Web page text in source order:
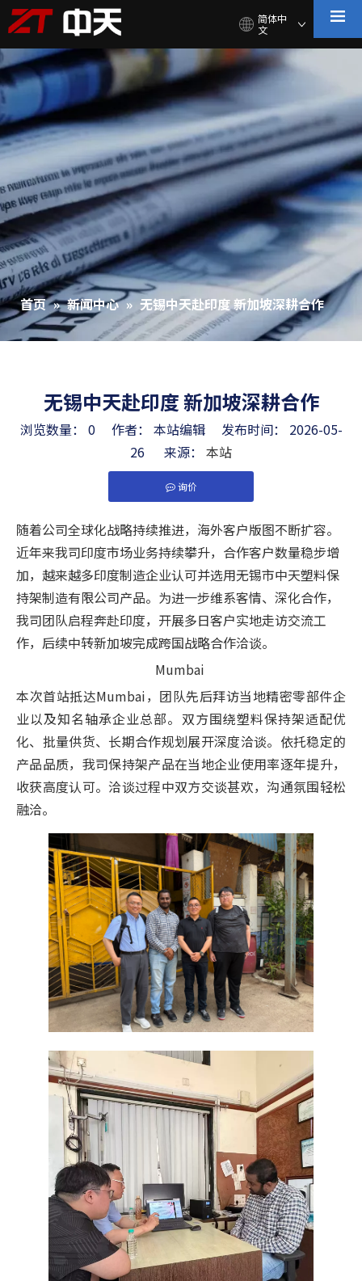
简体中
文
首页 » 新闻中心 » 无锡中天赴印度 新加坡深耕合作
无锡中天赴印度 新加坡深耕合作
浏览数量： 0作者： 本站编辑 发布时间： 2026-05-
26 来源： 本站
询价
随着公司全球化战略持续推进，海外客户版图不断扩容。
近年来我司印度市场业务持续攀升，合作客户数量稳步增
加，越来越多印度制造企业认可并选用无锡市中天塑料保
持架制造有限公司产品。为进一步维系客情、深化合作，
我司团队启程奔赴印度，开展多日客户实地走访交流工
作，后续中转新加坡完成跨国战略合作洽谈。
Mumbai
本次首站抵达Mumbai，团队先后拜访当地精密零部件企
业以及知名轴承企业总部。双方围绕塑料保持架适配优
化、批量供货、长期合作规划展开深度洽谈。依托稳定的
产品品质，我司保持架产品在当地企业使用率逐年提升，
收获高度认可。洽谈过程中双方交谈甚欢，沟通氛围轻松
融洽。